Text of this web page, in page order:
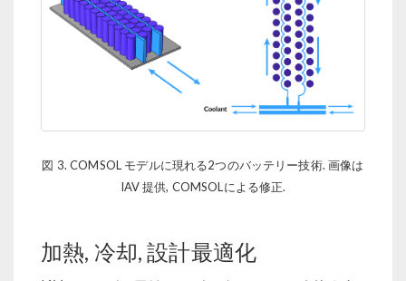
図 3. COMSOL モデルに現れる2つのバッテリー技術. 画像は
IAV 提供, COMSOLによる修正.
加熱, 冷却, 設計最適化